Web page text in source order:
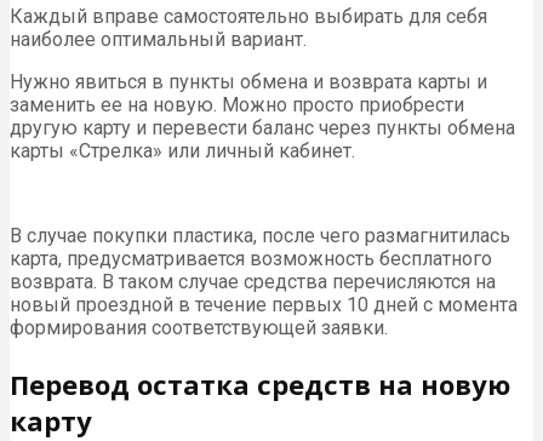
Каждый вправе самостоятельно выбирать для себя
наиболее оптимальный вариант.
Нужно явиться в пункты обмена и возврата карты и
заменить ее на новую. Можно просто приобрести
другую карту и перевести баланс через пункты обмена
карты «Стрелка» или личный кабинет.
В случае покупки пластика, после чего размагнитилась
карта, предусматривается возможность бесплатного
возврата. В таком случае средства перечисляются на
новый проездной в течение первых 10 дней с момента
формирования соответствующей заявки.
Перевод остатка средств на новую
карту